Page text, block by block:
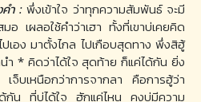
คำ :พึ่งเข้าใจ ว่าทุกความสัมพันธ์ จะมี
อ เผลอใช้คำว่าเฮา ทั้งที่เขาบ่เคยคิด
เอง มาตั้งไกล ไปเกือบสุดทาง พึ่งสิฮู้
ำ * คิดว่าได้ใจ สุดท้าย ก็แค่ได้กัน ยิ่ง
เจ็บเหนือกว่าการจากลา คือการฮู้ว่า
กัน ที่บ่ได้ใจ ฮักแค่ไหน คงบ่มีความ